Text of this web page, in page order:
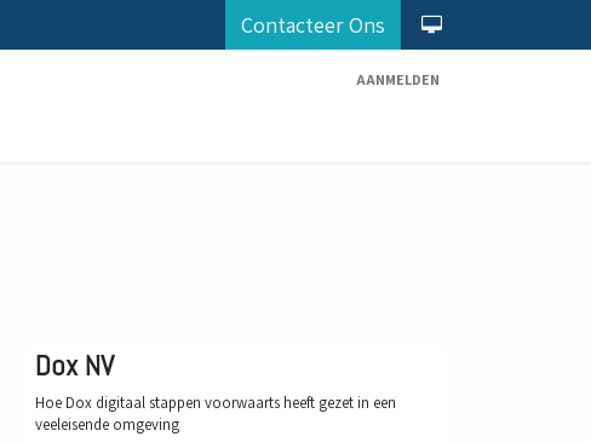
Contacteer Ons
AANMELDEN
Dox NV
Hoe Dox digitaal stappen voorwaarts heeft gezet in een
veeleisende omgeving